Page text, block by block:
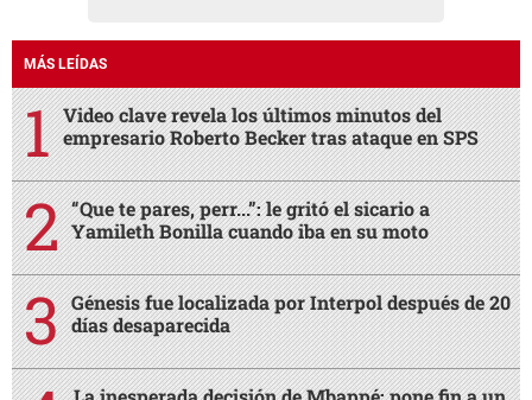
MÁS LEÍDAS
Video clave revela los últimos minutos del
empresario Roberto Becker tras ataque en SPS
“Que te pares, perr...”: le gritó el sicario a
Yamileth Bonilla cuando iba en su moto
Génesis fue localizada por Interpol después de 20
días desaparecida